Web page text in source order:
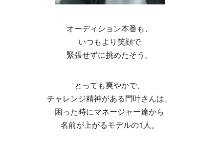
オーディション本番も、
いつもより笑顔で
緊張せずに挑めたそう。
とっても爽やかで、
チャレンジ精神がある門叶さんは、
困った時にマネージャー達から
名前が上がるモデルの1人。